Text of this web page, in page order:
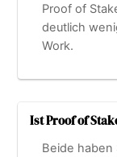
Proof of
deutlich
Work.
Ist Proof of
Beide haben